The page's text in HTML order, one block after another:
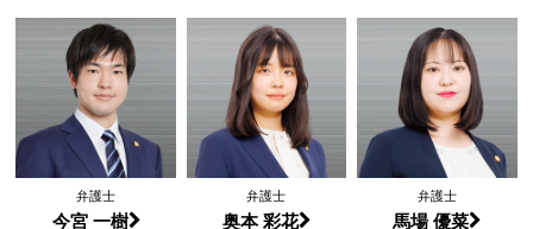
弁護士
今宮 一樹
弁護士
奥本 彩花
弁護士
馬場 優菜